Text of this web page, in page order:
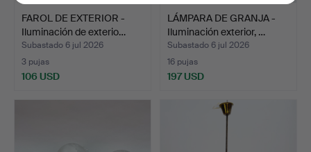
FAROL DE EXTERIOR -
Iluminación de exterio…
Subastado 6 jul 2026
3 pujas
106 USD
LÁMPARA DE GRANJA -
Iluminación exterior, …
Subastado 6 jul 2026
16 pujas
197 USD